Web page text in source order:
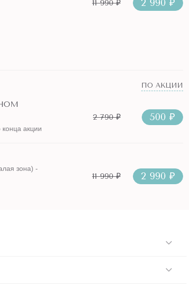
11 990 ₽ 2 990 ₽
ПО АКЦИИ
конца акции
2 790 ₽ 500 ₽
зона) -
11 990 ₽ 2 990 ₽